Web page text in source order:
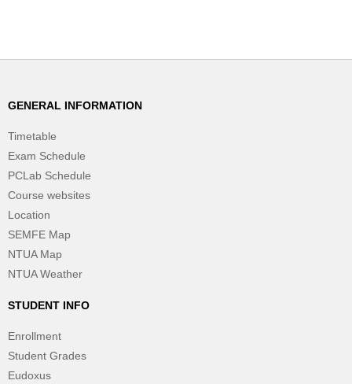
GENERAL INFORMATION
Timetable
Exam Schedule
PCLab Schedule
Course websites
Location
SEMFE Map
NTUA Map
NTUA Weather
STUDENT INFO
Enrollment
Student Grades
Eudoxus